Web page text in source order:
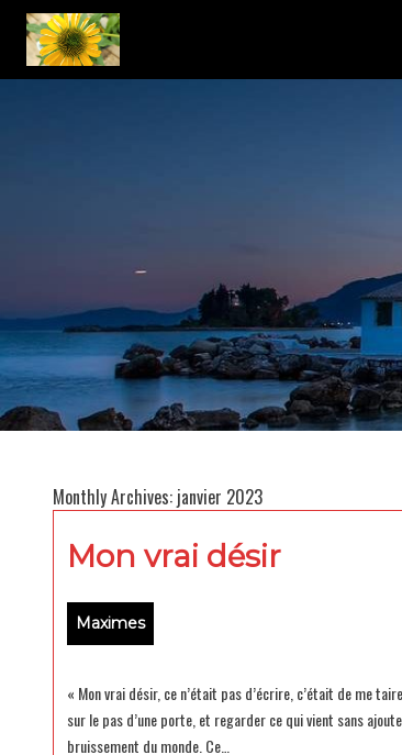
Monthly Archives: janvier 2023
Mon vrai désir
Maximes
« Mon vrai désir, ce n’était pas d’écrire, c’était de me
sur le pas d’une porte, et regarder ce qui vient sans
bruissement du monde. Ce…